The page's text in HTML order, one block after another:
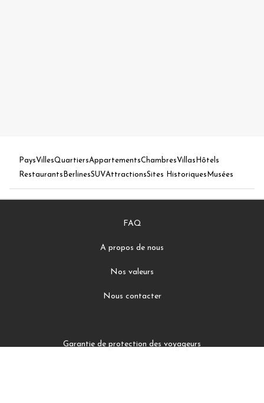
PaysVillesQuartiersAppartementsChambresVillas Hôtels
Restaurants BerlinesSUVAttractionsSites Historiques Musées
FAQ
A propos de nous
Nos valeurs
Nous contacter
Garantie de protection des voyageurs